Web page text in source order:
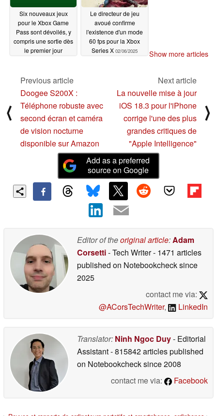
Six nouveaux jeux
pour le Xbox Game
Pass sont dévoilés, y
compris une sortie dès
le premier jour
Le directeur de jeu
avoué confirme
l'existence d'un mode
60 fps pour la Xbox
Series X 02/06/2025 Show more articles
⟨
Previous article
Doogee S200X :
Téléphone robuste avec
second écran et caméra
de vision nocturne
disponible sur Amazon
Next article
La nouvelle mise à jour
iOS 18.3 pour l'iPhone
corrige l'une des plus
grandes critiques de
"Apple Intelligence"
⟩
Add as a preferred
source on Google
Editor of theoriginal article:Adam
Corsetti- Tech Writer- 1471 articles
published on Notebookchecksince
2025
contact me via:
@ACorsTechWriter, LinkedIn
Translator: Ninh Ngoc Duy- Editorial
Assistant- 815842 articles published
on Notebookchecksince 2008
contact me via:
Facebook